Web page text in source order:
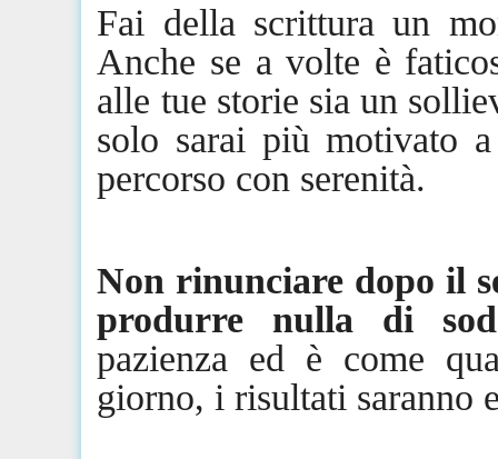
Fai della scrittura un
Anche se a volte è
alle tue storie sia un
solo sarai più motivato
percorso con serenità.
Non rinunciare dopo il
produrre nulla di
pazienza ed è come
giorno, i risultati saranno